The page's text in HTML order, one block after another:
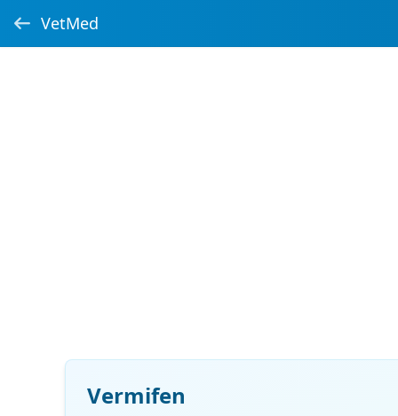
VetMed
Vermifen